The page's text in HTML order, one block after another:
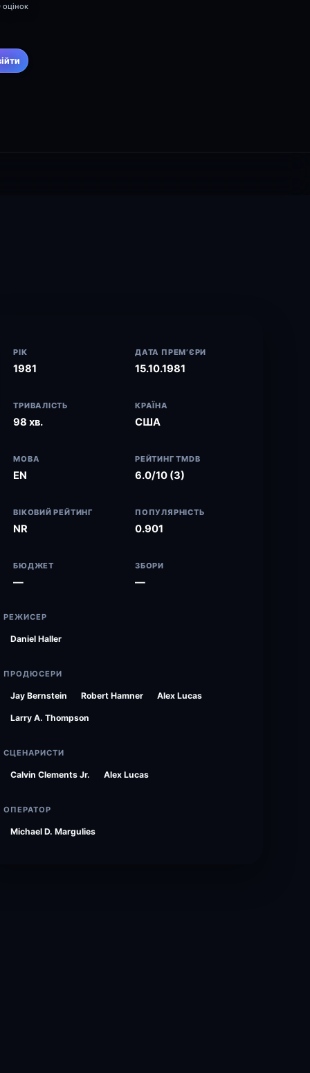
оцінок
РІК
1981
ДАТА ПРЕМ’ЄРИ
15.10.1981
ТРИВАЛІСТЬ
98 хв.
КРАЇНА
США
МОВА
EN
РЕЙТИНГ TMDB
6.0/10 (3)
ВІКОВИЙ РЕЙТИНГ
NR
ПОПУЛЯРНІСТЬ
0.901
БЮДЖЕТ
—
ЗБОРИ
—
РЕЖИСЕР
Daniel Haller
ПРОДЮСЕРИ
Jay Bernstein Robert Hamner Alex Lucas
Larry A. Thompson
СЦЕНАРИСТИ
Calvin Clements Jr. Alex Lucas
ОПЕРАТОР
Michael D. Margulies